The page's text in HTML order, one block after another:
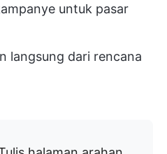
untuk pasar
langsung dari rencana